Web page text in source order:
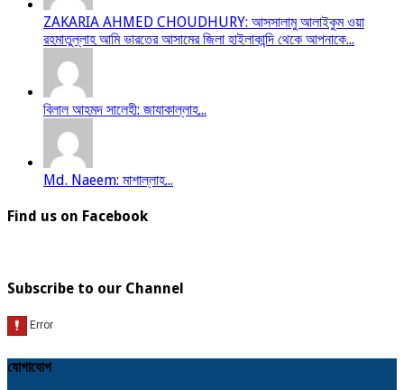
ZAKARIA AHMED CHOUDHURY: আসসালামু আলাইকুম ওয়া
রহমাতুল্লাহ আমি ভারতের আসামের জিলা হাইলাকান্দি থেকে আপনাকে...
বিলাল আহমদ সালেহী: জাযাকাল্লাহ...
Md. Naeem: মাশাল্লাহ...
Find us on Facebook
Subscribe to our Channel
যোগাযোগ